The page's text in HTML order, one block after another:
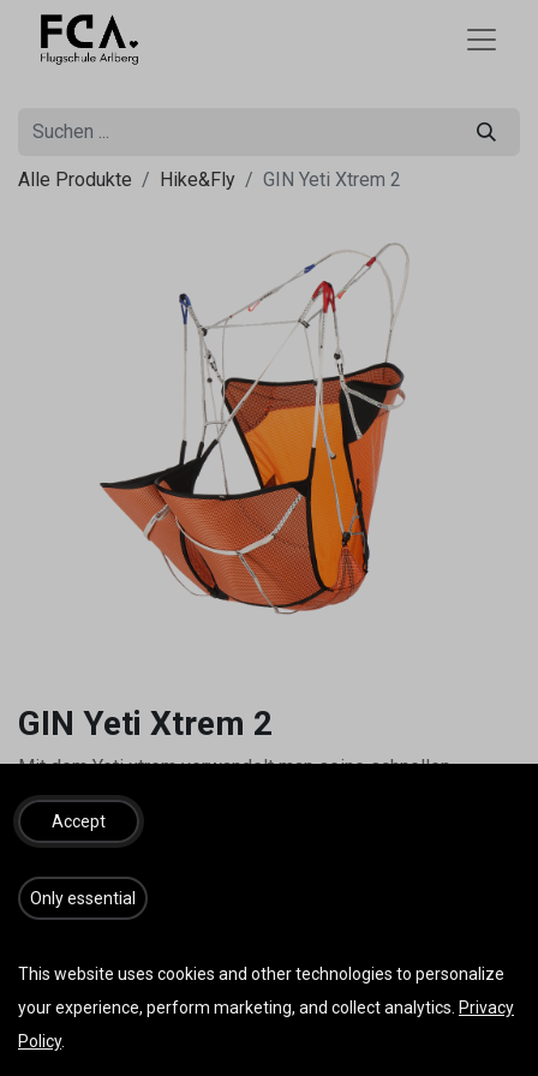
Alle Produkte Hike&Fly GIN Yeti Xtrem 2
GIN Yeti Xtrem 2
Mit dem Yeti xtrem verwandelt man seine schnellen
Abgleiter in unvergessliche Soring Sessions.
260,00€ inkl. MwSt.
IN DEN WARENKORB JETZT KAUFEN
Accept
​​​Only essential
This website uses cookies and other technologies to personalize
your experience, perform marketing, and collect analytics. Privacy
Policy.